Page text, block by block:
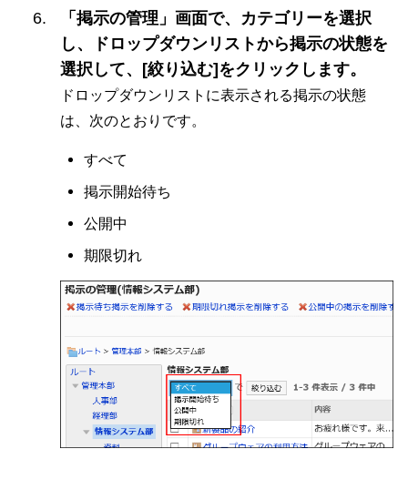
「掲示の管理」画面で、カテゴリーを選択
し、ドロップダウンリストから掲示の状態を
選択して、[絞り込む]をクリックします。
ドロップダウンリストに表示される掲示の状態
は、次のとおりです。
すべて
掲示開始待ち
公開中
期限切れ